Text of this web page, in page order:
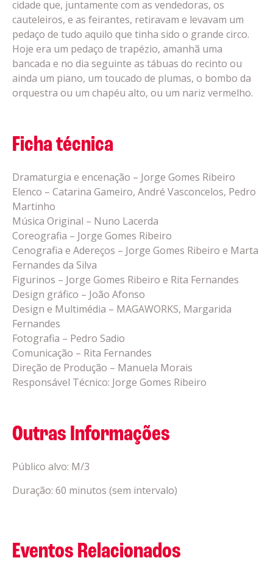
cidade que, juntamente com as vendedoras, os
cauteleiros, e as feirantes, retiravam e levavam um
pedaço de tudo aquilo que tinha sido o grande circo.
Hoje era um pedaço de trapézio, amanhã uma
bancada e no dia seguinte as tábuas do recinto ou
ainda um piano, um toucado de plumas, o bombo da
orquestra ou um chapéu alto, ou um nariz vermelho.
Ficha técnica
Dramaturgia e encenação – Jorge Gomes Ribeiro
Elenco – Catarina Gameiro, André Vasconcelos, Pedro
Martinho
Música Original – Nuno Lacerda
Coreografia – Jorge Gomes Ribeiro
Cenografia e Adereços – Jorge Gomes Ribeiro e Marta
Fernandes da Silva
Figurinos – Jorge Gomes Ribeiro e Rita Fernandes
Design gráfico – João Afonso
Design e Multimédia – MAGAWORKS, Margarida
Fernandes
Fotografia – Pedro Sadio
Comunicação – Rita Fernandes
Direção de Produção – Manuela Morais
Responsável Técnico: Jorge Gomes Ribeiro
Outras Informações
Público alvo: M/3
Duração: 60 minutos (sem intervalo)
Eventos Relacionados